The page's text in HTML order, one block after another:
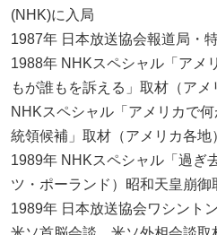
(NHK)に入局
1987年 日本放送協会報道局・
1988年 NHKスペシャル「アメ
もが誰もを訴える」取材（アメ
NHKスペシャル「アメリカで
統領候補」取材（アメリカ各地
1989年 NHKスペシャル「過ぎ
ツ・ポーランド）昭和天皇崩御
1989年 日本放送協会ワシント